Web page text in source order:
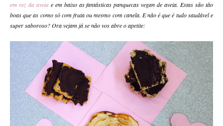
em vez da aveia e em baixo as fantásticas panquecas vegan de aveia. Estas são tão
boas que as como só com fruta ou mesmo com canela. E não é que é tudo saudável e
super saboroso? Ora vejam já se não vos abre o apetite: